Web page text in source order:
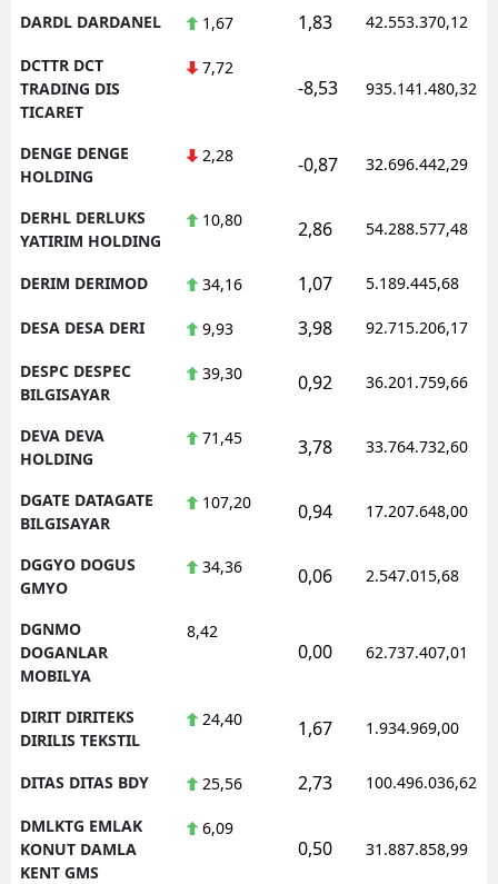
DARDL DARDANEL 1,67 1,83 42.553.370,12
DCTTR DCT
TRADING DIS
TICARET
7,72
-8,53 935.141.480,32
DENGE DENGE
HOLDING
2,28 -0,87 32.696.442,29
DERHL DERLUKS
YATIRIM HOLDING
10,80 2,86 54.288.577,48
DERIM DERIMOD 34,16 1,07 5.189.445,68
DESA DESA DERI 9,93 3,98 92.715.206,17
DESPC DESPEC
BILGISAYAR
39,30 0,92 36.201.759,66
DEVA DEVA
HOLDING
71,45 3,78 33.764.732,60
DGATE DATAGATE
BILGISAYAR
107,20 0,94 17.207.648,00
DGGYO DOGUS
GMYO
34,36 0,06 2.547.015,68
DGNMO
DOGANLAR
MOBILYA
8,42
0,00 62.737.407,01
DIRIT DIRITEKS
DIRILIS TEKSTIL
24,40 1,67 1.934.969,00
DITAS DITAS BDY 25,56 2,73 100.496.036,62
DMLKTG EMLAK
KONUT DAMLA
KENT GMS
6,09
0,50 31.887.858,99